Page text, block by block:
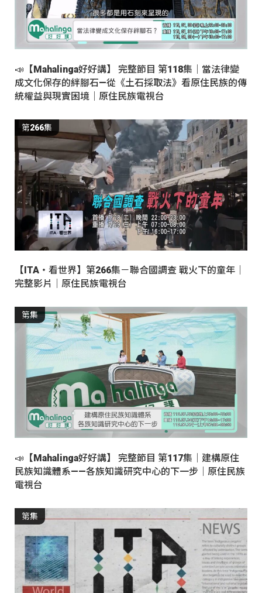
📣【Mahalinga好好講】 完整節目 第118集｜當法律變
成文化保存的絆腳石—從《土石採取法》看原住民族的傳
統權益與現實困境｜原住民族電視台
第266集
【ITA・看世界】第266集－聯合國調查 戰火下的童年｜
完整影片｜原住民族電視台
第集
📣【Mahalinga好好講】 完整節目 第117集｜建構原住
民族知識體系——各族知識研究中心的下一步｜原住民族
電視台
第集